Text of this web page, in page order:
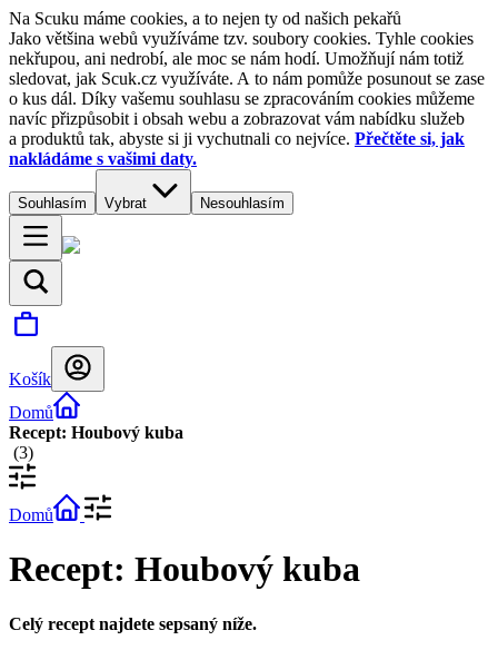
Na Scuku máme cookies, a to nejen ty od našich pekařů
Jako většina webů využíváme tzv. soubory cookies. Tyhle cookies
nekřupou, ani nedrobí, ale moc se nám hodí. Umožňují nám totiž
sledovat, jak Scuk.cz využíváte. A to nám pomůže posunout se zase
o kus dál. Díky vašemu souhlasu se zpracováním cookies můžeme
navíc přizpůsobit i obsah webu a zobrazovat vám nabídku služeb
a produktů tak, abyste si ji vychutnali co nejvíce. Přečtěte si, jak
nakládáme s vašimi daty.
Souhlasím Vybrat Nesouhlasím
Košík
Domů
Recept: Houbový kuba
(3)
Domů
Recept: Houbový kuba
Celý recept najdete sepsaný níže.